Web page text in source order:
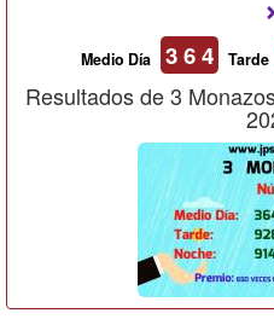
Medio Día 3 6 4 Tarde
Resultados de 3